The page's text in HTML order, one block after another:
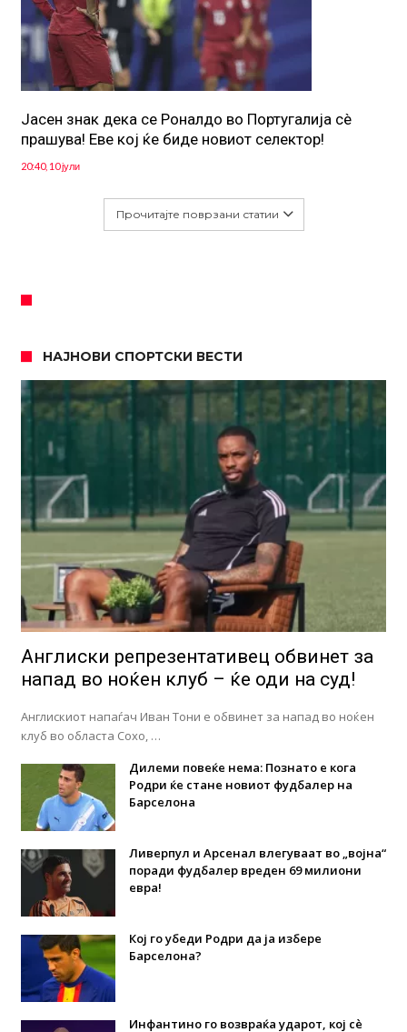
Јасен знак дека се Роналдо во Португалија сè
прашува! Еве кој ќе биде новиот селектор!
20:40, 10 јули
Прочитајте поврзани статии
НАЈНОВИ СПОРТСКИ ВЕСТИ
Англиски репрезентативец обвинет за
напад во ноќен клуб – ќе оди на суд!
Англискиот напаѓач Иван Тони е обвинет за напад во ноќен
клуб во областа Сохо, …
Дилеми повеќе нема: Познато е кога
Родри ќе стане новиот фудбалер на
Барселона
Ливерпул и Арсенал влегуваат во „војна“
поради фудбалер вреден 69 милиони
евра!
Кој го убеди Родри да ја избере
Барселона?
Инфантино го возвраќа ударот, кој сè